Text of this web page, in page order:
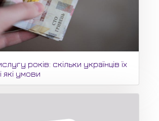
років: скільки українців їх
які умови